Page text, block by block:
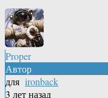
Proper
Автор
для ironback
3 лет назад